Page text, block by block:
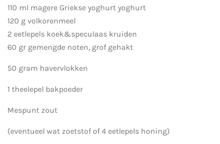
110 ml magere Griekse yoghurt yoghurt
120 g volkorenmeel
2 eetlepels koek&speculaas kruiden
60 gr gemengde noten, grof gehakt
50 gram havervlokken
1 theelepel bakpoeder
Mespunt zout
(eventueel wat zoetstof of 4 eetlepels honing)